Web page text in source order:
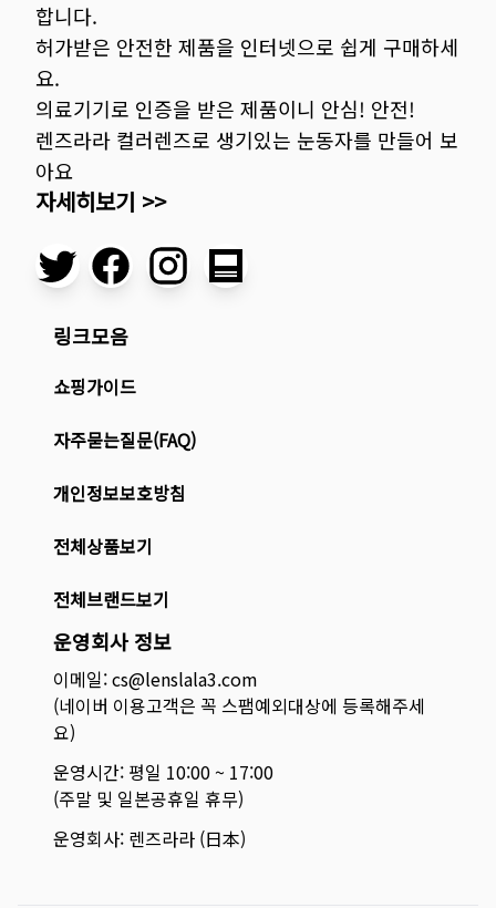
합니다.
허가받은 안전한 제품을 인터넷으로 쉽게 구매하세
요.
의료기기로 인증을 받은 제품이니 안심! 안전!
렌즈라라 컬러렌즈로 생기있는 눈동자를 만들어 보
아요
자세히보기 >>
링크모음
쇼핑가이드
자주묻는질문(FAQ)
개인정보보호방침
전체상품보기
전체브랜드보기
운영회사 정보
이메일: cs@lenslala3.com
(네이버 이용고객은 꼭 스팸예외대상에 등록해주세
요)
운영시간: 평일 10:00 ~ 17:00
(주말 및 일본공휴일 휴무)
운영회사: 렌즈라라 (日本)